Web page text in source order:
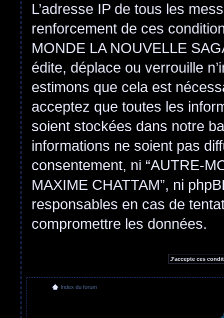
L’adresse IP de tous les
renforcement de ces
MONDE LA NOUVELLE
édite, déplace ou verrouille
estimons que cela est
acceptez que toutes les
soient stockées dans notre
informations ne soient pas
consentement, ni “AUTRE-
MAXIME CHATTAM”, ni
responsables en cas de
compromettre les données.
Index du forum